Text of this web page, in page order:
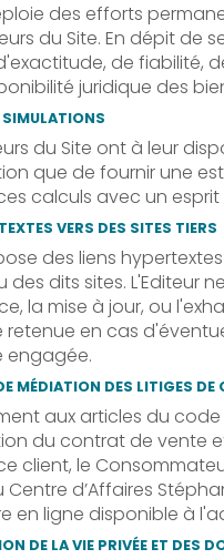
des efforts
du Site. En dépit
de fiabilité,
juridique des
SIMULATIONS
du Site ont à leur
que de fournir une
calculs avec un
VERS DES SITES TIERS
des liens
des dits sites. L'Editeur
la mise à jour, ou
en cas
engagée.
MÉDIATION DES LITIGES
aux articles du code
du contrat de vente
client, le
d’Affaires
en ligne disponible à
DE LA VIE PRIVÉE ET DES